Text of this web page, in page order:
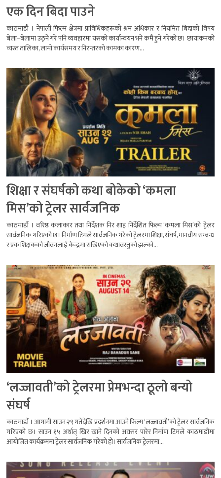
एक दिन बिदा पाउने
काठमाडौं । नेपाली फिल्म क्षेत्रमा प्राविधिकहरूको श्रम अधिकार र नियमित बिदाको विषय
बेला–बेलामा उठ्ने गरे पनि व्यवहारमा यसको कार्यान्वयन भने कमै हुने गरेको छ। छायांकनको
व्यस्त तालिका, लामो कार्यसमय र निरन्तरको कामका कारण...
शिक्षा र संघर्षको कथा बोकेको ‘कमला
मिस’को ट्रेलर सार्वजनिक
काठमाडौं । वरिष्ठ कलाकार तथा निर्देशक निर शाह निर्देशित फिल्म ‘कमला मिस’को ट्रेलर
सार्वजनिक गरिएको छ। निर्माण टिमले सार्वजनिक गरेको ट्रेलरमा शिक्षा, संघर्ष, मानवीय सम्बन्ध
र एक शिक्षकको जीवनलाई केन्द्रमा राखिएको कथावस्तुको झल्को...
‘लज्जावती’को ट्रेलरमा प्रेमभन्दा ठूलो बन्यो
संघर्ष
काठमाडौं । आगामी साउन २९ गतेदेखि प्रदर्शनमा आउने फिल्म ‘लज्जावती’को ट्रेलर सार्वजनिक
गरिएको छ। साउन १५ अर्थात् खिर खाने दिनको अवसर पारेर निर्माण टिमले काठमाडौंमा
आयोजित कार्यक्रममा ट्रेलर सार्वजनिक गरेको हो। सार्वजनिक ट्रेलरमा...